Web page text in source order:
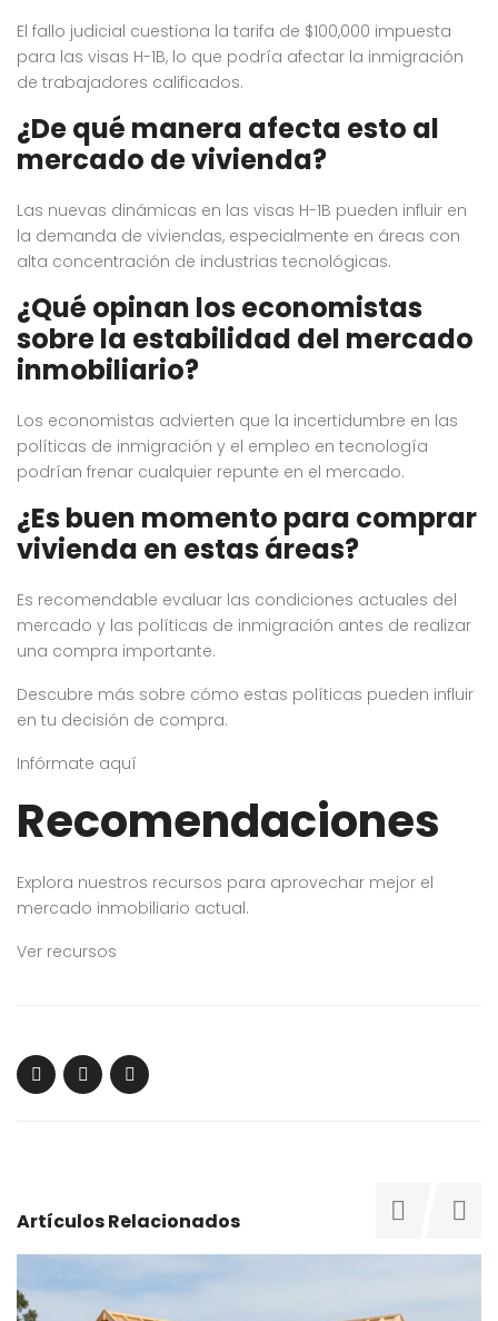
El fallo judicial cuestiona la tarifa de $100,000 impuesta
para las visas H-1B, lo que podría afectar la inmigración
de trabajadores calificados.
¿De qué manera afecta esto al
mercado de vivienda?
Las nuevas dinámicas en las visas H-1B pueden influir en
la demanda de viviendas, especialmente en áreas con
alta concentración de industrias tecnológicas.
¿Qué opinan los economistas
sobre la estabilidad del mercado
inmobiliario?
Los economistas advierten que la incertidumbre en las
políticas de inmigración y el empleo en tecnología
podrían frenar cualquier repunte en el mercado.
¿Es buen momento para comprar
vivienda en estas áreas?
Es recomendable evaluar las condiciones actuales del
mercado y las políticas de inmigración antes de realizar
una compra importante.
Descubre más sobre cómo estas políticas pueden influir
en tu decisión de compra.
Infórmate aquí
Recomendaciones
Explora nuestros recursos para aprovechar mejor el
mercado inmobiliario actual.
Ver recursos
Artículos Relacionados